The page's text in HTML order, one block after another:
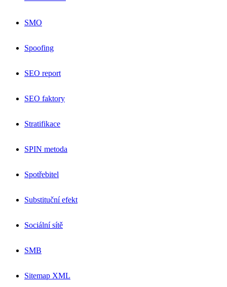
SMO
Spoofing
SEO report
SEO faktory
Stratifikace
SPIN metoda
Spotřebitel
Substituční efekt
Sociální sítě
SMB
Sitemap XML